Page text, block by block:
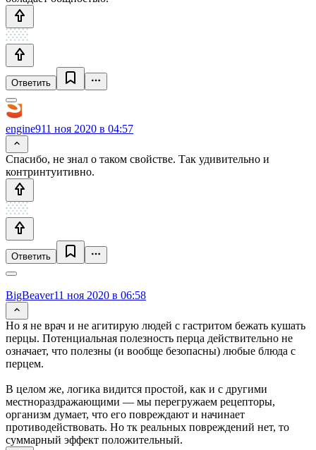
Ответить
engine911 ноя 2020 в 04:57
Спасибо, не знал о таком свойстве. Так удивительно и
контринтуитивно.
Ответить
BigBeaver11 ноя 2020 в 06:58
Но я не врач и не агитирую людей с гастритом бежать кушать
перцы. Потенциальная полезность перца действительно не
означает, что полезны (и вообще безопасны) любые блюда с
перцем.
В целом же, логика видится простой, как и с другими
местнораздражающими — мы перегружаем рецепторы,
организм думает, что его повреждают и начинает
противодействовать. Но тк реальных повреждений нет, то
суммарный эффект положительный.